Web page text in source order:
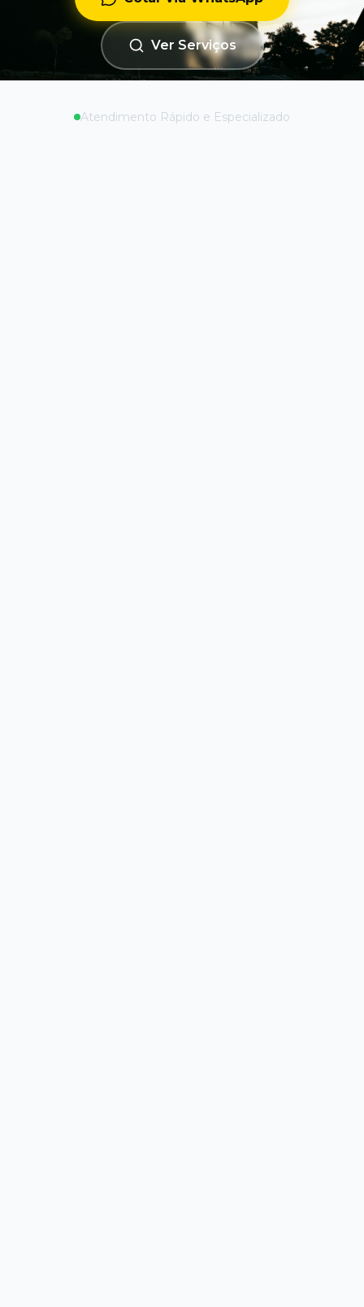
Ver Serviços
Atendimento Rápido e Especializado